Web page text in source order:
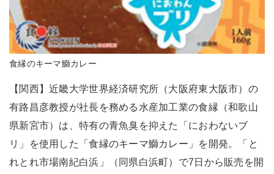
食縁のキーマ鰤カレー
【関西】近畿大学世界経済研究所（大阪府東大阪市）の
有路昌彦教授が社長を務める水産加工業の食縁（和歌山
県新宮市）は、特有の青魚臭を抑えた「におわないブ
リ」を使用した「食縁のキーマ鰤カレー」を開発。「と
れとれ市場南紀白浜」（同県白浜町）で7日から販売を開